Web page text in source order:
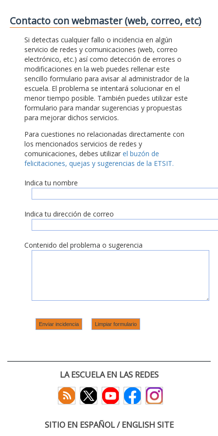
Contacto con webmaster (web, correo, etc)
Si detectas cualquier fallo o incidencia en algún
servicio de redes y comunicaciones (web, correo
electrónico, etc.) así como detección de errores o
modificaciones en la web puedes rellenar este
sencillo formulario para avisar al administrador de la
escuela. El problema se intentará solucionar en el
menor tiempo posible. También puedes utilizar este
formulario para mandar sugerencias y propuestas
para mejorar dichos servicios.
Para cuestiones no relacionadas directamente con
los mencionados servicios de redes y
comunicaciones, debes utilizar el buzón de
felicitaciones, quejas y sugerencias de la ETSIT.
Indica tu nombre
Indica tu dirección de correo
Contenido del problema o sugerencia
LA ESCUELA EN LAS REDES
SITIO EN ESPAÑOL / ENGLISH SITE